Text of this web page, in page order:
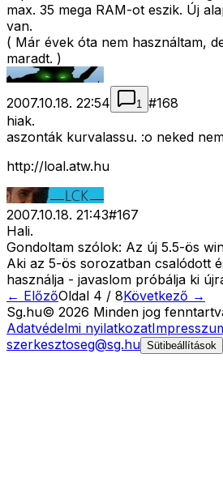
max. 35 mega RAM-ot eszik. Új
van.
( Már évek óta nem használtam,
maradt. )
2007.10.18. 22:54 1 #168
hiak.
aszonták kurvalassu. :o neked
http://loal.atw.hu
2007.10.18. 21:43#167
Hali.
Gondoltam szólok: Az új 5.5-ös
Aki az 5-ös sorozatban csalódott
használja - javaslom próbálja ki
← ElőzőOldal 4 / 8Következő →
Sg.hu© 2026 Minden jog
Adatvédelmi nyilatkozat
szerkesztoseg@sg.hu Sütibeállítások